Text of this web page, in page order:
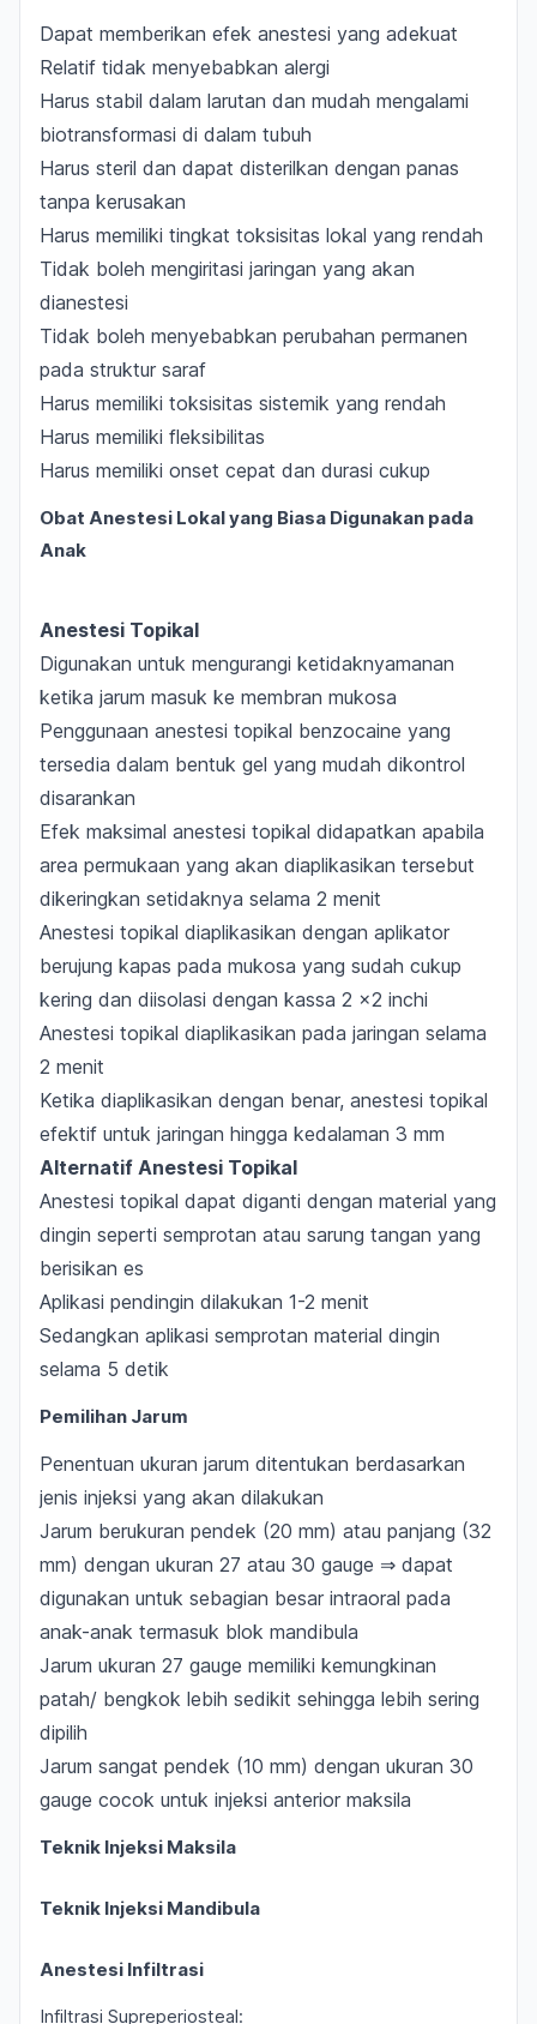
Dapat memberikan efek anestesi yang adekuat
Relatif tidak menyebabkan alergi
Harus stabil dalam larutan dan mudah mengalami
biotransformasi di dalam tubuh
Harus steril dan dapat disterilkan dengan panas
tanpa kerusakan
Harus memiliki tingkat toksisitas lokal yang rendah
Tidak boleh mengiritasi jaringan yang akan
dianestesi
Tidak boleh menyebabkan perubahan permanen
pada struktur saraf
Harus memiliki toksisitas sistemik yang rendah
Harus memiliki fleksibilitas
Harus memiliki onset cepat dan durasi cukup
Obat Anestesi Lokal yang Biasa Digunakan pada
Anak
Anestesi Topikal
Digunakan untuk mengurangi ketidaknyamanan
ketika jarum masuk ke membran mukosa
Penggunaan anestesi topikal benzocaine yang
tersedia dalam bentuk gel yang mudah dikontrol
disarankan
Efek maksimal anestesi topikal didapatkan apabila
area permukaan yang akan diaplikasikan tersebut
dikeringkan setidaknya selama 2 menit
Anestesi topikal diaplikasikan dengan aplikator
berujung kapas pada mukosa yang sudah cukup
kering dan diisolasi dengan kassa 2 x2 inchi
Anestesi topikal diaplikasikan pada jaringan selama
2 menit
Ketika diaplikasikan dengan benar, anestesi topikal
efektif untuk jaringan hingga kedalaman 3 mm
Alternatif Anestesi Topikal
Anestesi topikal dapat diganti dengan material yang
dingin seperti semprotan atau sarung tangan yang
berisikan es
Aplikasi pendingin dilakukan 1-2 menit
Sedangkan aplikasi semprotan material dingin
selama 5 detik
Pemilihan Jarum
Penentuan ukuran jarum ditentukan berdasarkan
jenis injeksi yang akan dilakukan
Jarum berukuran pendek (20 mm) atau panjang (32
mm) dengan ukuran 27 atau 30 gauge ⇒ dapat
digunakan untuk sebagian besar intraoral pada
anak-anak termasuk blok mandibula
Jarum ukuran 27 gauge memiliki kemungkinan
patah/ bengkok lebih sedikit sehingga lebih sering
dipilih
Jarum sangat pendek (10 mm) dengan ukuran 30
gauge cocok untuk injeksi anterior maksila
Teknik Injeksi Maksila
Teknik Injeksi Mandibula
Anestesi Infiltrasi
Infiltrasi Supreperiosteal: